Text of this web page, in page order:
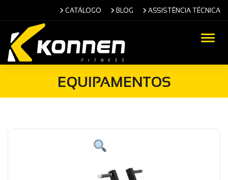
CATÁLOGO BLOG ASSISTÊNCIA TÉCNICA
EQUIPAMENTOS